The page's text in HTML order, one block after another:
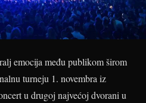
emocija među publikom širom
turneju 1. novembra iz
u drugoj najvećoj dvorani u